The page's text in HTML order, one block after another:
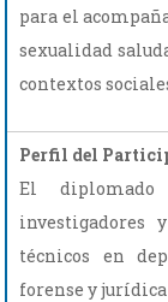
para el
sexualidad
contextos
Perfil del
El diplomado
investigadores
técnicos en
forense y